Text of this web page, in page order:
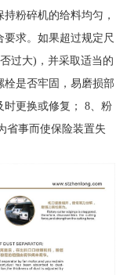
粉碎机的给料均匀，
求。如果超过规定尺
过大)，并采取适当的
是否牢固，易磨损部
时更换或修复； 8、粉
省事而使保险装置失